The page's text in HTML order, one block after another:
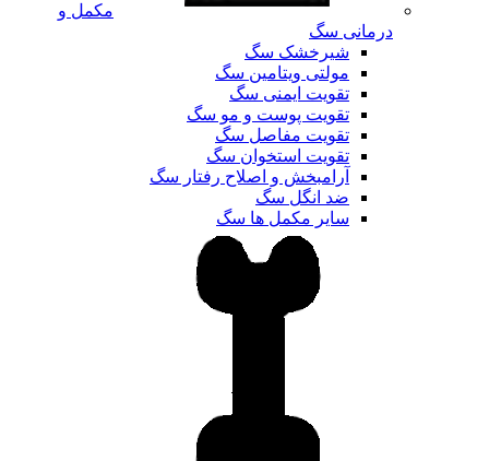
مکمل و
درمانی سگ
شیرخشک سگ
مولتی ویتامین سگ
تقویت ایمنی سگ
تقویت پوست و مو سگ
تقویت مفاصل سگ
تقویت استخوان سگ
آرامبخش و اصلاح رفتار سگ
ضد انگل سگ
سایر مکمل ها سگ